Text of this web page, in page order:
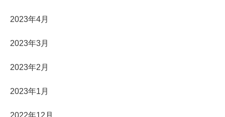
2023年4月
2023年3月
2023年2月
2023年1月
2022年12月